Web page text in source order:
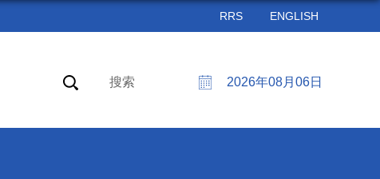
RRS ENGLISH
2026年08月06日
搜索